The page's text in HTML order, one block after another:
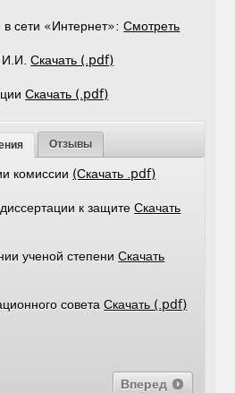
сети «Интернет»:Смотреть
И.И.Скачать (.pdf)
Скачать (.pdf)
Отзывы
комиссии (Скачать .pdf)
к защитеСкачать
ученой степениСкачать
советаСкачать (.pdf)
Вперед